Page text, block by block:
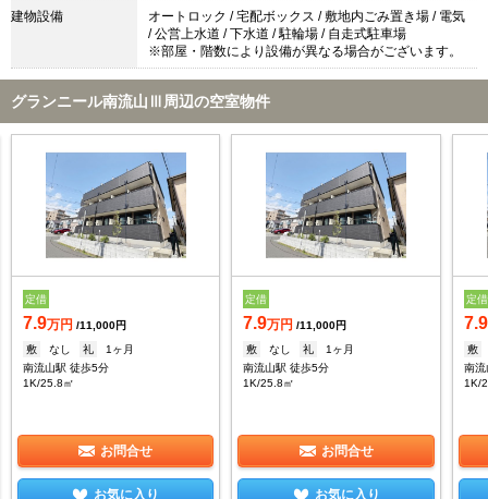
建物設備
オートロック / 宅配ボックス / 敷地内ごみ置き場 / 電気
/ 公営上水道 / 下水道 / 駐輪場 / 自走式駐車場
※部屋・階数により設備が異なる場合がございます。
グランニール南流山Ⅲ周辺の空室物件
定借
7.9万円 /11,000円
敷
なし 礼
1ヶ月
南流山駅 徒歩5分
1K/25.8㎡
お問合せ
お気に入り
定借
7.9万円 /11,000円
敷
なし 礼
1ヶ月
南流山駅 徒歩5分
1K/25.8㎡
お問合せ
お気に入り
定借
7.9
敷
南流
1K/